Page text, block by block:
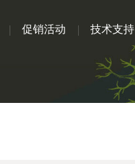
促销活动 技术支持